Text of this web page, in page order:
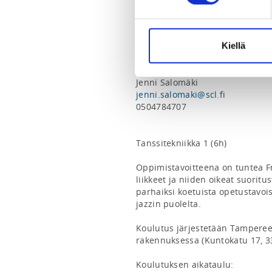
Kiellä
viimeistään seitsemän (7)
Jenni Salomäki
jenni.salomaki@scl.fi
0504784707
Tanssitekniikka 1 (6h)
Oppimistavoitteena on tuntea
liikkeet ja niiden oikeat
parhaiksi koetuista
jazzin puolelta.
Koulutus järjestetään
rakennuksessa (Kuntokatu 17,
Koulutuksen aikataulu: